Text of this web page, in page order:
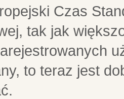
Czas
tak jak
to teraz jest